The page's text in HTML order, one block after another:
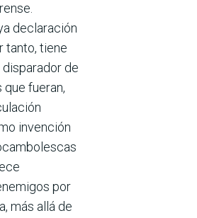
declaración
tanto, tiene
de
fueran,
invención
por
más allá de